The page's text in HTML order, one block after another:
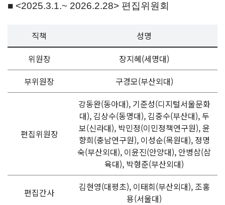
■ <2025.3.1.~ 2026.2.28> 편집위원회
직책
성명
위원장
장지혜(세명대)
부위원장
구경모(부산외대)
편집위원장
강동완(동아대), 기준성(디지털서울문화
대), 김상수(동명대), 김중수(부산대), 두
보(신라대), 박민정(이민정책연구원), 윤
향희(충남연구원), 이성순(목원대), 정명
숙(부산외대), 이윤진(안양대), 안병삼(삼
육대), 박형준(부산외대)
편집간사
김현영(대평초), 이태희(부산외대), 조홍
용(서울대)